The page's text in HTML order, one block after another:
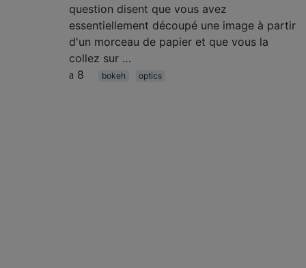
question disent que vous avez
essentiellement découpé une image à partir
d'un morceau de papier et que vous la
collez sur …
8
bokeh optics